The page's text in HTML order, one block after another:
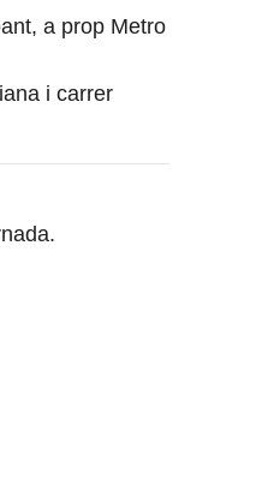
a prop Metro
i carrer